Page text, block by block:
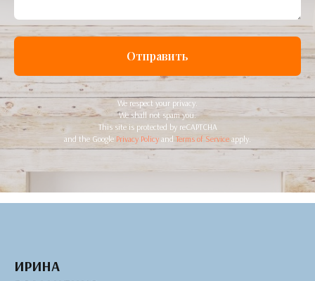
Отправить
We respect your privacy.
We shall not spam you.
This site is protected by reCAPTCHA
and the Google Privacy Policy and Terms of Service apply.
ИРИНА